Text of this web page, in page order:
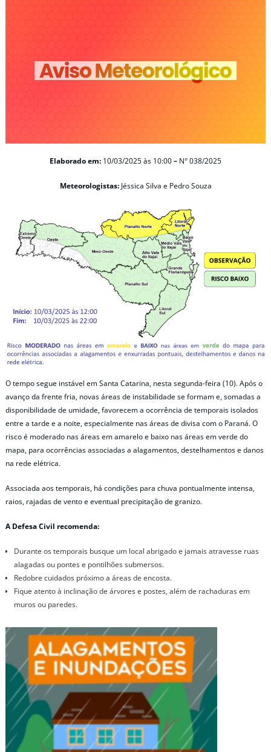
Elaborado em: 10/03/2025às 10:00– N° 038/2025
Meteorologistas: Jéssica Silva e Pedro Souza
O tempo segue instável em Santa Catarina, nesta segunda-feira (10). Após o
avanço da frente fria, novas áreas de instabilidade se formam e, somadas a
disponibilidade de umidade, favorecem a ocorrência de temporais isolados
entre a tarde e a noite, especialmente nas áreas de divisa com o Paraná. O
risco é moderado nas áreas em amarelo e baixo nas áreas em verde do
mapa, para ocorrências associadas a alagamentos, destelhamentos e danos
na rede elétrica.
Associada aos temporais, há condições para chuva pontualmente intensa,
raios, rajadas de vento e eventual precipitação de granizo.
A Defesa Civil recomenda:
Durante os temporais busque um local abrigado e jamais atravesse ruas
alagadas ou pontes e pontilhões submersos.
Redobre cuidados próximo a áreas de encosta.
Fique atento à inclinação de árvores e postes, além de rachaduras em
muros ou paredes.